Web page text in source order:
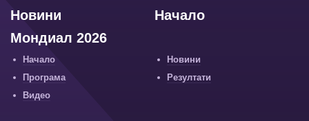
Начало
Новини
Мондиал 2026
Начало
Новини
Програма
Резултати
Видео